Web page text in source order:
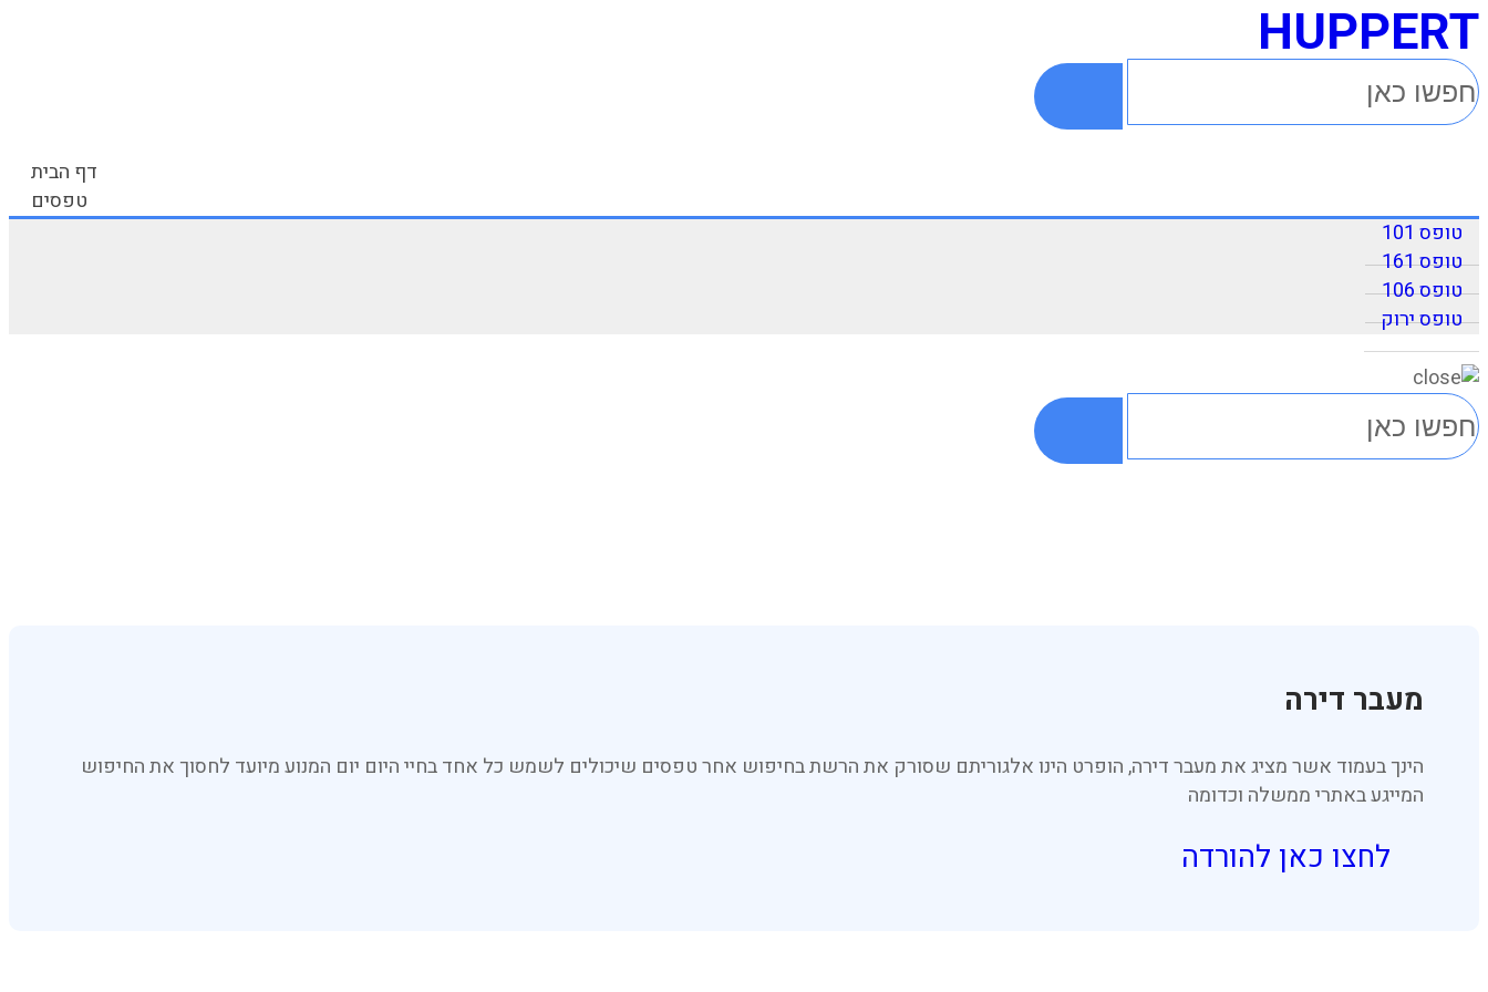
HUPPERT
דף הבית
טפסים
טופס 101
טופס 161
טופס 106
טופס ירוק
מעבר דירה
הינך בעמוד אשר מציג את מעבר דירה, הופרט הינו אלגוריתם שסורק את הרשת בחיפוש אחר טפסים שיכולים לשמש כל אחד בחיי היום יום המנוע מיועד לחסוך את החיפוש
המייגע באתרי ממשלה וכדומה
לחצו כאן להורדה